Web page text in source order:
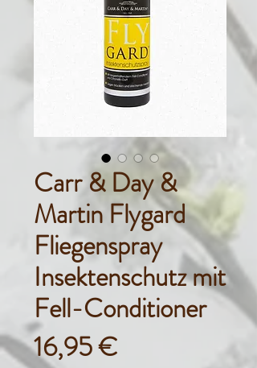
Carr & Day &
Martin Flygard
Fliegenspray
Insektenschutz mit
Fell-Conditioner
16,95 €Preis